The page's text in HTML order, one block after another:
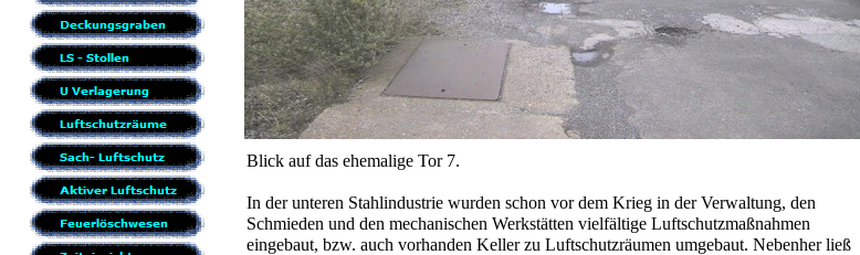
Blick auf das ehemalige Tor 7.
In der unteren Stahlindustrie wurden schon vor dem Krieg in der Verwaltung, den
Schmieden und den mechanischen Werkstätten vielfältige Luftschutzmaßnahmen
eingebaut, bzw. auch vorhanden Keller zu Luftschutzräumen umgebaut. Nebenher ließ